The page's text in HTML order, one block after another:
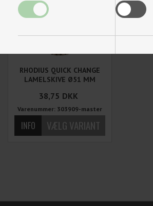
Funktionelle
RHODIUS QUICK CHANGE
LAMELSKIVE Ø51 MM
38,75 DKK
Varenummer: 303909-master